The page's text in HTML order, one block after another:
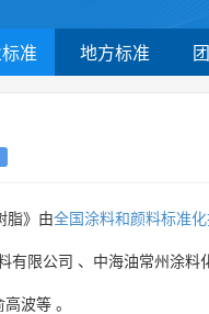
准 地方标准
脂》由全国涂料和颜料标准
有限公司 、 中海油常州涂料
高波等 。